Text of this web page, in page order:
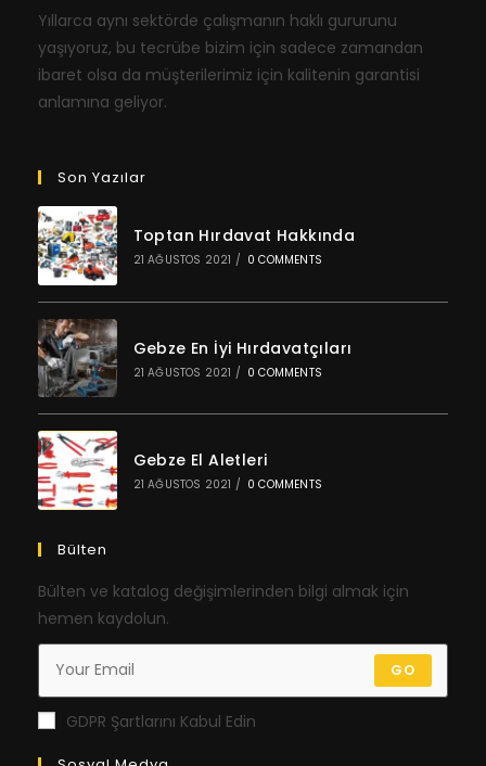
Yıllarca aynı sektörde çalışmanın haklı gururunu
yaşıyoruz, bu tecrübe bizim için sadece zamandan
ibaret olsa da müşterilerimiz için kalitenin garantisi
anlamına geliyor.
Son Yazılar
Toptan Hırdavat Hakkında
21 AĞUSTOS 2021 / 0 COMMENTS
Gebze En İyi Hırdavatçıları
21 AĞUSTOS 2021 / 0 COMMENTS
Gebze El Aletleri
21 AĞUSTOS 2021 / 0 COMMENTS
Bülten
Bülten ve katalog değişimlerinden bilgi almak için
hemen kaydolun.
GO
GDPR Şartlarını Kabul Edin